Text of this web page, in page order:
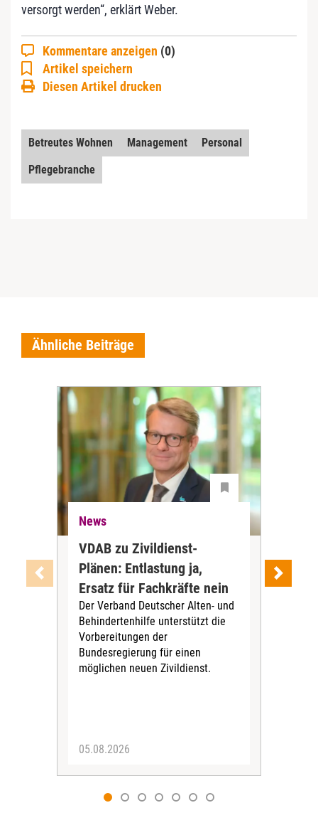
versorgt werden“, erklärt Weber.
Kommentare anzeigen (0)
Artikel speichern
Diesen Artikel drucken
Betreutes Wohnen Management
Personal
Pflegebranche
Ähnliche Beiträge
News
VDAB zu Zivildienst-
Plänen: Entlastung ja,
Ersatz für Fachkräfte nein
Der Verband Deutscher Alten- und
Behindertenhilfe unterstützt die
Vorbereitungen der
Bundesregierung für einen
möglichen neuen Zivildienst.
05.08.2026